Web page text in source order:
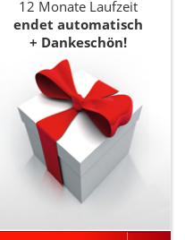
12 Monate Laufzeit
endet automatisch
+ Dankeschön!